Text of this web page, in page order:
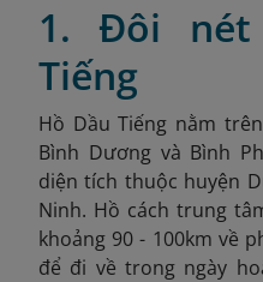
1. Đôi
Tiếng
Hồ Dầu Tiếng nằm
Bình Dương và Bình
diện tích thuộc huyện
Ninh. Hồ cách trung
khoảng 90 - 100km về
để đi về trong ngày